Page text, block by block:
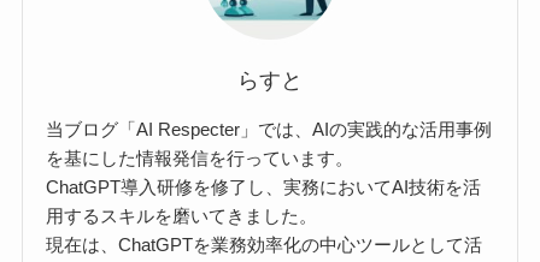
らすと
当ブログ「AI Respecter」では、AIの実践的な活用事例
を基にした情報発信を行っています。
ChatGPT導入研修を修了し、実務においてAI技術を活
用するスキルを磨いてきました。
現在は、ChatGPTを業務効率化の中心ツールとして活